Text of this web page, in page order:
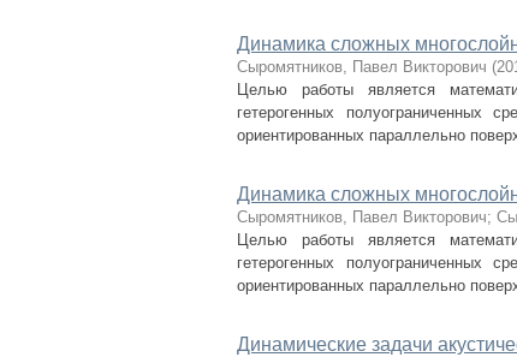
Динамика сложных
Сыромятников, Павел Викторович (
Целью работы является
гетерогенных полуограниченных
ориентированных параллельно
Динамика сложных
Сыромятников, Павел Викторович;
Целью работы является
гетерогенных полуограниченных
ориентированных параллельно
Динамические задачи